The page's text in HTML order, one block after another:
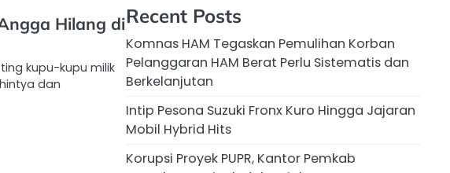
Hilang di
kupu-kupu milik
dan
Recent Posts
Komnas HAM Tegaskan Pemulihan Korban
Pelanggaran HAM Berat Perlu Sistematis dan
Berkelanjutan
Intip Pesona Suzuki Fronx Kuro Hingga Jajaran
Mobil Hybrid Hits
Korupsi Proyek PUPR, Kantor Pemkab